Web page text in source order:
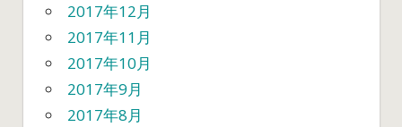
2017年12月
2017年11月
2017年10月
2017年9月
2017年8月